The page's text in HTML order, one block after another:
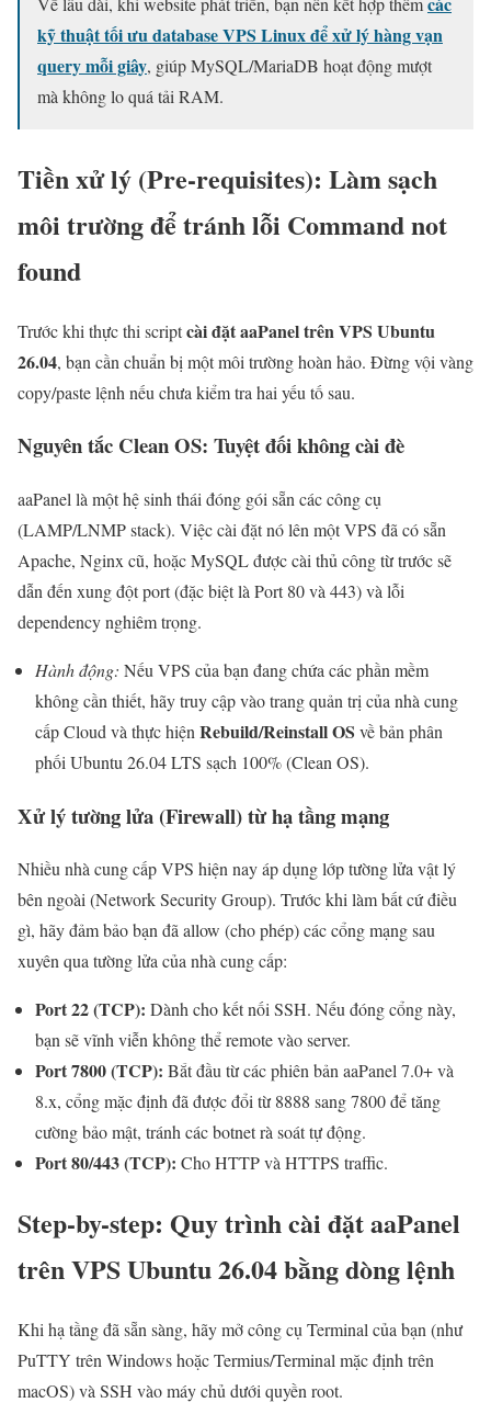
kỹ thuật tối ưu database VPS Linux để xử lý hàng vạn
query mỗi giây, giúp MySQL/MariaDB hoạt động mượt
mà không lo quá tải RAM.
Tiền xử lý (Pre-requisites): Làm sạch
môi trường để tránh lỗi Command not
found
Trước khi thực thi scriptcài đặt aaPanel trên VPS Ubuntu
26.04, bạn cần chuẩn bị một môi trường hoàn hảo. Đừng vội vàng
copy/paste lệnh nếu chưa kiểm tra hai yếu tố sau.
Nguyên tắc Clean OS: Tuyệt đối không cài đè
aaPanel là một hệ sinh thái đóng gói sẵn các công cụ
(LAMP/LNMP stack). Việc cài đặt nó lên một VPS đã có sẵn
Apache, Nginx cũ, hoặc MySQL được cài thủ công từ trước sẽ
dẫn đến xung đột port (đặc biệt là Port 80 và 443) và lỗi
dependency nghiêm trọng.
Hành động: Nếu VPS của bạn đang chứa các phần mềm
không cần thiết, hãy truy cập vào trang quản trị của nhà cung
cấp Cloud và thực hiện Rebuild/Reinstall OS về bản phân
phối Ubuntu 26.04 LTS sạch 100% (Clean OS).
Xử lý tường lửa (Firewall) từ hạ tầng mạng
Nhiều nhà cung cấp VPS hiện nay áp dụng lớp tường lửa vật lý
bên ngoài (Network Security Group). Trước khi làm bất cứ điều
gì, hãy đảm bảo bạn đã allow (cho phép) các cổng mạng sau
xuyên qua tường lửa của nhà cung cấp:
Port 22 (TCP): Dành cho kết nối SSH. Nếu đóng cổng này,
bạn sẽ vĩnh viễn không thể remote vào server.
Port 7800 (TCP): Bắt đầu từ các phiên bản aaPanel 7.0+ và
8.x, cổng mặc định đã được đổi từ 8888 sang 7800 để tăng
cường bảo mật, tránh các botnet rà soát tự động.
Port 80/443 (TCP): Cho HTTP và HTTPS traffic.
Step-by-step: Quy trình cài đặt aaPanel
trên VPS Ubuntu 26.04 bằng dòng lệnh
Khi hạ tầng đã sẵn sàng, hãy mở công cụ Terminal của bạn (như
PuTTY trên Windows hoặc Termius/Terminal mặc định trên
macOS) và SSH vào máy chủ dưới quyền root.